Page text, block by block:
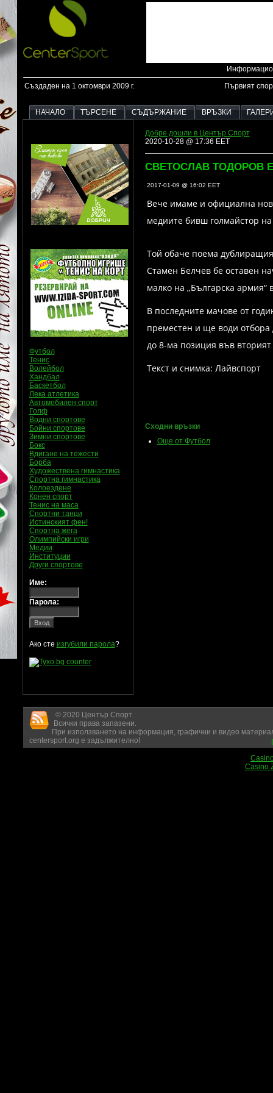
Създаден на 1 октомври 2009 г. Първият
НАЧАЛО ТЪРСЕНЕ СЪДЪРЖАНИЕ ВРЪЗКИ
Добре дошли в Център Спорт
2020-10-28 @ 17:36 EET
СВЕТОСЛАВ ТОДОРОВ
2017-01-09 @ 16:02 EET
Вече имаме и официална
медиите бивш голмайстор
Той обаче поема
Стамен Белчев бе оставен
малко на „Българска
В последните мачове от
преместен и ще води отбора
до 8-ма позиция във
Текст и снимка: Лайвспорт
Сходни връзки
Още от Футбол
Футбол
Тенис
Волейбол
Хандбал
Баскетбол
Лека атлетика
Автомобилен спорт
Голф
Водни спортове
Бойни спортове
Зимни спортове
Бокс
Вдигане на тежести
Борба
Художествена гимнастика
Спортна гимнастика
Колоездене
Конен спорт
Тенис на маса
Спортни танци
Истинският фен!
Спортна жега
Олимпийски игри
Медии
Институции
Други спортове
Име:
Парола:
Ако сте изгубили парола?
© 2020 Център Спорт
Всички права запазени.
При използването на информация, графични и видео
centersport.org е задължително!
Casino